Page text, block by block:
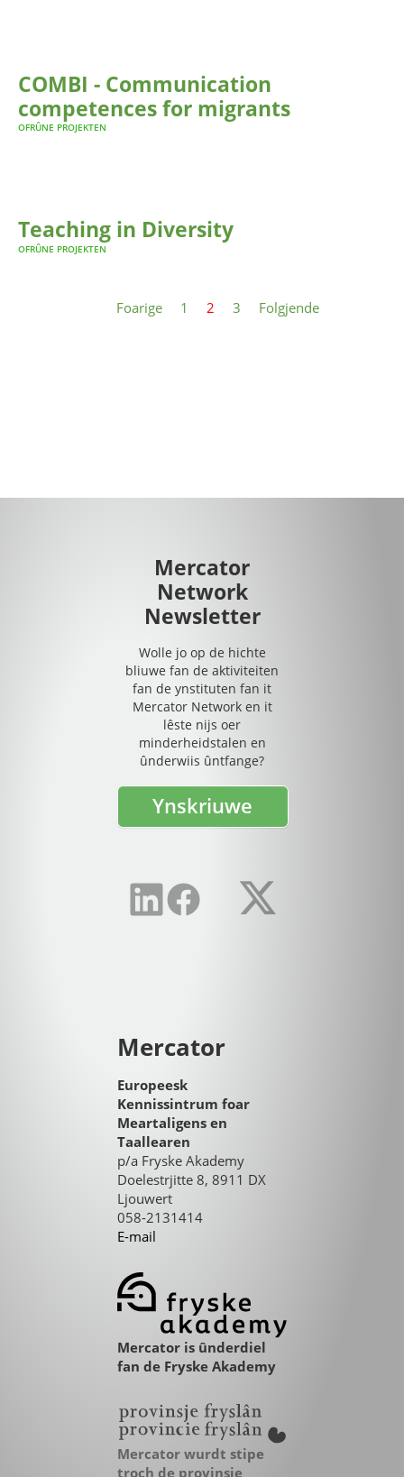
COMBI - Communication
competences for migrants
OFRÛNE PROJEKTEN
Teaching in Diversity
OFRÛNE PROJEKTEN
Foarige 1 2 3 Folgjende
Mercator
Network
Newsletter
Wolle jo op de hichte
bliuwe fan de aktiviteiten
fan de ynstituten fan it
Mercator Network en it
lêste nijs oer
minderheidstalen en
ûnderwiis ûntfange?
Ynskriuwe
Mercator
Europeesk
Kennissintrum foar
Meartaligens en
Taallearen
p/a Fryske Akademy
Doelestrjitte 8, 8911 DX
Ljouwert
058-2131414
E-mail
Mercator is ûnderdiel
fan de Fryske Akademy
Mercator wurdt stipe
troch de provinsje